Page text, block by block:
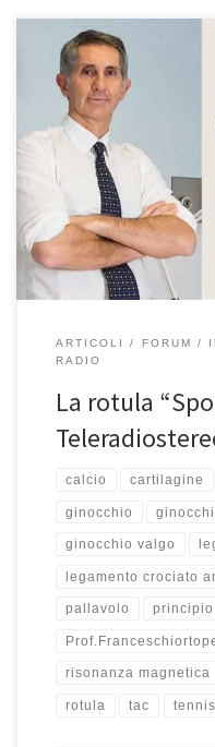
La rotula rubrica “Sport e
puntata della mia rubrica
TeleRadioStereo 92,7 ogni
9:40, abbiamo parlato di
sportivi: la rotula Ascoltate
ARTICOLI FORUM
RADIO
La rotula
calcio cartilagine
ginocchio
ginocchio valgo
legamento crociato
pallavolo
risonanza magnetica
rotula tac tennis